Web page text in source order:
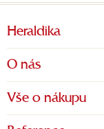
Heraldika
O nás
Vše o nákupu